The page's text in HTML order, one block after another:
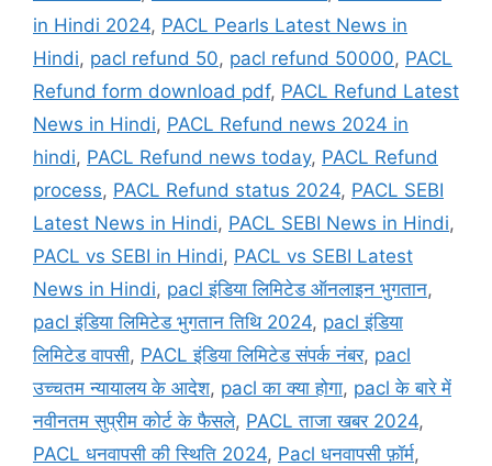
in Hindi 2024, PACL Pearls Latest News in
Hindi, pacl refund 50, pacl refund 50000, PACL
Refund form download pdf, PACL Refund Latest
News in Hindi, PACL Refund news 2024 in
hindi, PACL Refund news today, PACL Refund
process, PACL Refund status 2024, PACL SEBI
Latest News in Hindi, PACL SEBI News in Hindi,
PACL vs SEBI in Hindi, PACL vs SEBI Latest
News in Hindi, pacl इंडिया लिमिटेड ऑनलाइन भुगतान,
pacl इंडिया लिमिटेड भुगतान तिथि 2024, pacl इंडिया
लिमिटेड वापसी, PACL इंडिया लिमिटेड संपर्क नंबर, pacl
उच्चतम न्यायालय के आदेश, pacl का क्या होगा, pacl के बारे में
नवीनतम सुप्रीम कोर्ट के फैसले, PACL ताजा खबर 2024,
PACL धनवापसी की स्थिति 2024, Pacl धनवापसी फ़ॉर्म,